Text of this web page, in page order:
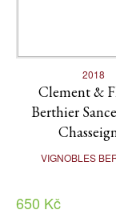
2018
Clement &
Berthier
VIGNOBLES
650 Kč